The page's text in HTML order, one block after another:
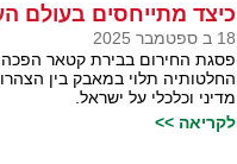
כיצד מתייחסים בעולם
18 ב ספטמבר 2025
פסגת החירום בבירת קטאר
החלטותיה תלוי במאבק בין
מדיני וכלכלי על ישראל.
לקריאה >>